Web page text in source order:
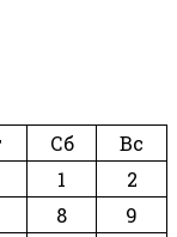
Сб
Вс
1
2
8
9